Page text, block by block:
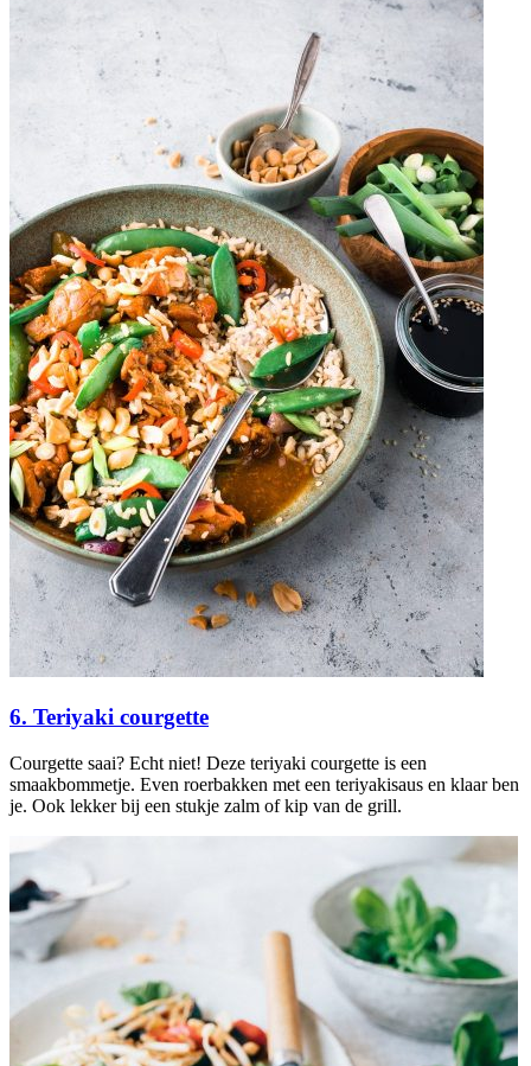
6. Teriyaki courgette
Courgette saai? Echt niet! Deze teriyaki courgette is een
smaakbommetje. Even roerbakken met een teriyakisaus en klaar ben
je. Ook lekker bij een stukje zalm of kip van de grill.